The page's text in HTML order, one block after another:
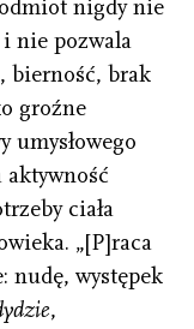
nigdy nie
i nie pozwala
bierność, brak
groźne
umysłowego
aktywność
ciała
„[P]raca
nudę, występek
,